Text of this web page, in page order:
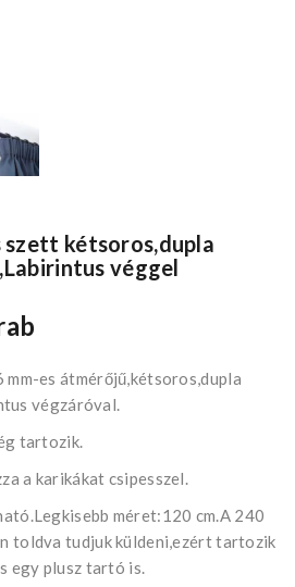
kétsoros,dupla
véggel
mm-es átmérőjű,kétsoros,dupla
végzáróval.
tartozik.
a karikákat csipesszel.
méret:120 cm.A 240
toldva tudjuk küldeni,ezért tartozik
egy plusz tartó is.